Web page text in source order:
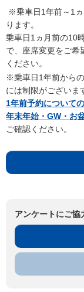
※乗車日1年前～1
ります。
乗車日1ヵ月前の10
で、座席変更をご希
ください。
※乗車日1年前から
には制限がございま
1年前予約について
年末年始・GW・お
ご確認ください。
アンケートにご協